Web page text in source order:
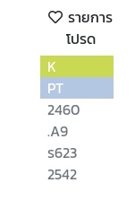
รายการ
โปรด
K
PT
2460
.A9
ร623
2542